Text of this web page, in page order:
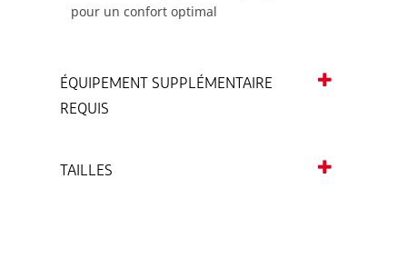
pour un confort optimal
ÉQUIPEMENT SUPPLÉMENTAIRE
REQUIS
TAILLES